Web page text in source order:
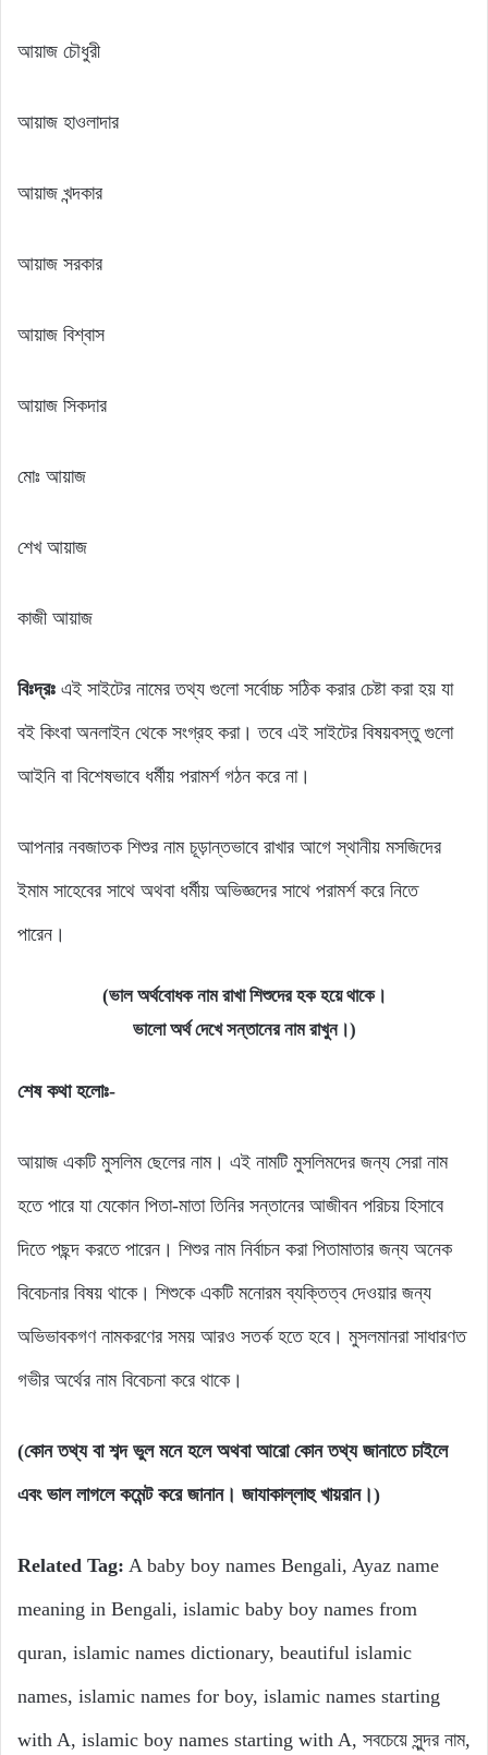
আয়াজ চৌধুরী
আয়াজ হাওলাদার
আয়াজ খন্দকার
আয়াজ সরকার
আয়াজ বিশ্বাস
আয়াজ সিকদার
মোঃ আয়াজ
শেখ আয়াজ
কাজী আয়াজ
বিঃদ্রঃ এই সাইটের নামের তথ্য গুলো সর্বোচ্চ সঠিক করার চেষ্টা করা হয় যা
বই কিংবা অনলাইন থেকে সংগ্রহ করা। তবে এই সাইটের বিষয়বস্তু গুলো
আইনি বা বিশেষভাবে ধর্মীয় পরামর্শ গঠন করে না।
আপনার নবজাতক শিশুর নাম চূড়ান্তভাবে রাখার আগে স্থানীয় মসজিদের
ইমাম সাহেবের সাথে অথবা ধর্মীয় অভিজ্ঞদের সাথে পরামর্শ করে নিতে
পারেন।
(ভাল অর্থবোধক নাম রাখা শিশুদের হক হয়ে থাকে।
ভালো অর্থ দেখে সন্তানের নাম রাখুন।)
শেষ কথা হলোঃ-
আয়াজ একটি মুসলিম ছেলের নাম। এই নামটি মুসলিমদের জন্য সেরা নাম
হতে পারে যা যেকোন পিতা-মাতা তিনির সন্তানের আজীবন পরিচয় হিসাবে
দিতে পছন্দ করতে পারেন। শিশুর নাম নির্বাচন করা পিতামাতার জন্য অনেক
বিবেচনার বিষয় থাকে। শিশুকে একটি মনোরম ব্যক্তিত্ব দেওয়ার জন্য
অভিভাবকগণ নামকরণের সময় আরও সতর্ক হতে হবে। মুসলমানরা সাধারণত
গভীর অর্থের নাম বিবেচনা করে থাকে।
(কোন তথ্য বা শব্দ ভুল মনে হলে অথবা আরো কোন তথ্য জানাতে চাইলে
এবং ভাল লাগলে কমেন্ট করে জানান। জাযাকাল্লাহু খায়রান।)
Related Tag: A baby boy names Bengali, Ayaz name
meaning in Bengali, islamic baby boy names from
quran, islamic names dictionary, beautiful islamic
names, islamic names for boy, islamic names starting
with A, islamic boy names starting with A, সবচেয়ে সুন্দর নাম,